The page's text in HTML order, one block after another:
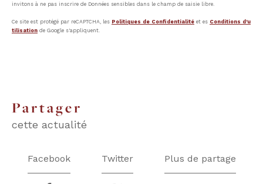
invitons à ne pas inscrire de Données sensibles dans le champ de saisie libre.
Ce site est protégé par reCAPTCHA, les Politiques de Confidentialité et es Conditions d'u
tilisation de Google s'appliquent.
partager
cette actualité
Facebook Twitter Plus de partage